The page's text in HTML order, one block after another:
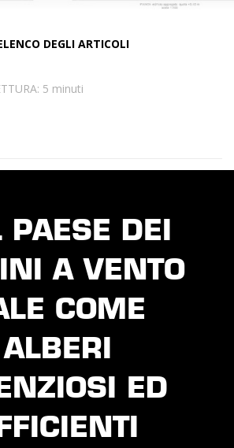
DEGLI ARTICOLI
5 minuti
PAESE DEI
A VENTO
COME
ALBERI
ED